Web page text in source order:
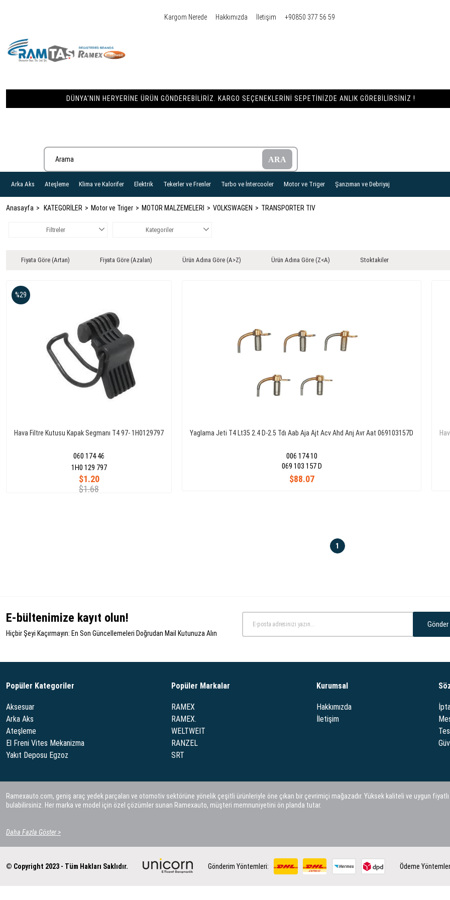
Kargom Nerede Hakkımızda İletişim +90850 377 56 59
DÜNYA'NIN HERYERINE ÜRÜN GÖNDEREBILIRIZ. KARGO SEÇENEKLERINI SEPETINIZDE ANLIK GÖREBILIRSINIZ !
Arka Aks Ateşleme Klima ve Kalorifer Elektrik Tekerler ve Frenler Turbo ve İntercooler Motor ve Triger Şanzıman ve Debriyaj
Anasayfa KATEGORİLER Motor ve Triger MOTOR MALZEMELERI VOLKSWAGEN TRANSPORTER TIV
Filtreler Kategoriler
Fiyata Göre (Artan) Fiyata Göre (Azalan) Ürün Adına Göre (A>Z) Ürün Adına Göre (Z<A) Stoktakiler
Hava Filtre Kutusu Kapak Segmanı T4 97- 1H0129797
060 174 46
$1.20
$1.68
%29
1H0 129 797
Yaglama Jeti T4 Lt35 2.4 D-2.5 Tdı Aab Aja Ajt Acv Ahd Anj Avr Aat 069103157D
006 174 10
$88.07
069 103 157 D
1
E-bültenimize kayıt olun!
Hiçbir Şeyi Kaçırmayın: En Son Güncellemeleri Doğrudan Mail Kutunuza Alın
Gönder
Popüler Kategoriler
Aksesuar
Arka Aks
Ateşleme
El Freni Vites Mekanizma
Yakıt Deposu Egzoz
Popüler Markalar
RAMEX
RAMEX.
WELTWEIT
RANZEL
SRT
Kurumsal
Hakkımızda
İletişim
Ramexauto.com, geniş araç yedek parçaları ve otomotiv sektörüne yönelik çeşitli ürünleriyle öne çıkan bir çevrimiçi mağazadır. Yüksek kaliteli ve uygun
bulabilirsiniz. Her marka ve model için özel çözümler sunan Ramexauto, müşteri memnuniyetini ön planda tutar.
Daha Fazla Göster >
© Copyright 2023 - Tüm Hakları Saklıdır. Gönderim Yöntemleri: Ödeme